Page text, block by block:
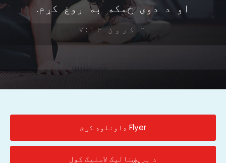
او د دوی ځمکه به روغ کړم.
۲ کرون ۷:۱۴
Flyer ډاونلوډ کړئ
د بریښنالیک لاسلیک کول